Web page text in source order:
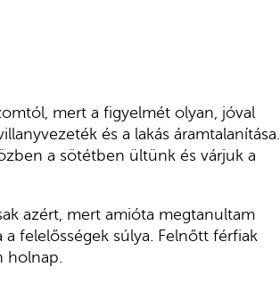
mert a figyelmét olyan, jóval
és a lakás áramtalanítása.
a sötétben ültünk és várjuk a
azért, mert amióta megtanultam
felelősségek súlya. Felnőtt férfiak
holnap.